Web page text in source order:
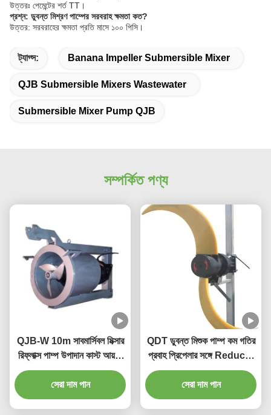
উত্তরঃ পেমেন্টের শর্ত TT।
প্রশ্ন: ডুবন্ত মিশ্রণ পাম্পের সরবরাহ ক্ষমতা কত?
উত্তর: সরবরাহের ক্ষমতা প্রতি মাসে ১০০ পিসি।
ট্যাগ্স: Banana Impeller Submersible Mixer
QJB Submersible Mixers Wastewater
Submersible Mixer Pump QJB
সম্পর্কিত পণ্য
QJB-W 10m সাবমার্সিবল মিক্সার
রিফ্লাক্স পাম্প উপাদান কাস্ট আয়রন
স্টেইনলেস স্টিলের উপর
সেরা দাম পান
QDT ডুবন্ত মিশুক পাম্প কম গতির
প্রবাহ প্রিপেলার সঙ্গে Reducer
উপাদান ঢালাই লোহা স্টেইনলেস স্টীল
সেরা দাম পান